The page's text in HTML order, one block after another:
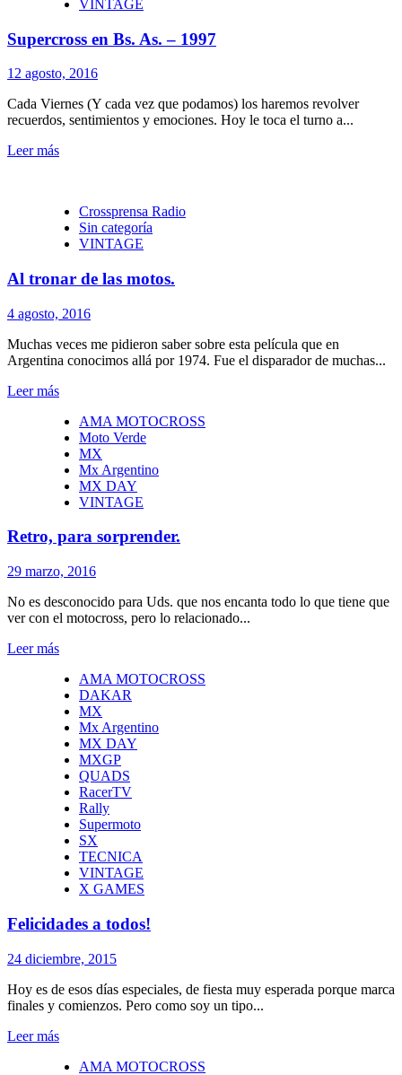
VINTAGE
Supercross en Bs. As. – 1997
12 agosto, 2016
Cada Viernes (Y cada vez que podamos) los haremos revolver
recuerdos, sentimientos y emociones. Hoy le toca el turno a...
Leer más
Crossprensa Radio
Sin categoría
VINTAGE
Al tronar de las motos.
4 agosto, 2016
Muchas veces me pidieron saber sobre esta película que en
Argentina conocimos allá por 1974. Fue el disparador de muchas...
Leer más
AMA MOTOCROSS
Moto Verde
MX
Mx Argentino
MX DAY
VINTAGE
Retro, para sorprender.
29 marzo, 2016
No es desconocido para Uds. que nos encanta todo lo que tiene que
ver con el motocross, pero lo relacionado...
Leer más
AMA MOTOCROSS
DAKAR
MX
Mx Argentino
MX DAY
MXGP
QUADS
RacerTV
Rally
Supermoto
SX
TECNICA
VINTAGE
X GAMES
Felicidades a todos!
24 diciembre, 2015
Hoy es de esos días especiales, de fiesta muy esperada porque marca
finales y comienzos. Pero como soy un tipo...
Leer más
AMA MOTOCROSS